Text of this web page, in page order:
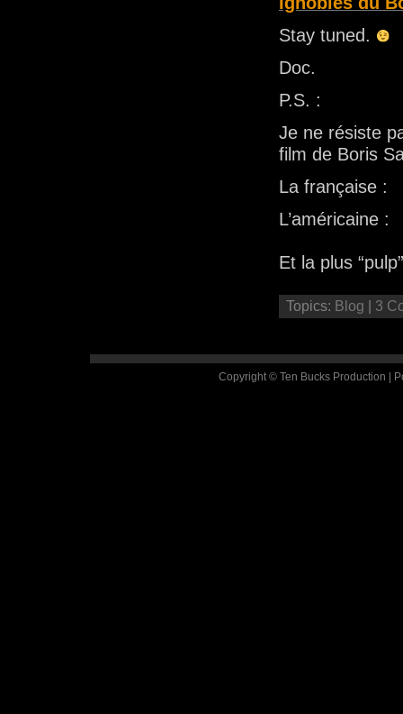
Stay tuned.
Doc.
P.S. :
Je ne résiste
film de Boris
La française :
L’américaine :
Et la plus
Topics: Blog 3
Copyright © Ten Bucks Production |